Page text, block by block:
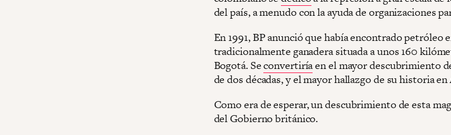
del país, a menudo con la ayuda de organizaciones
En 1991, BP anunció que había encontrado petróleo
tradicionalmente ganadera situada a unos 160
Bogotá. Seconvertiríaen el mayor descubrimiento
de dos décadas, y el mayor hallazgo de su historia
Como era de esperar, un descubrimiento de esta
del Gobierno británico.